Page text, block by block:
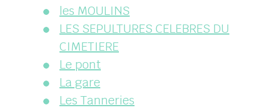
les MOULINS
LES SEPULTURES CELEBRES DU
CIMETIERE
Le pont
La gare
Les Tanneries